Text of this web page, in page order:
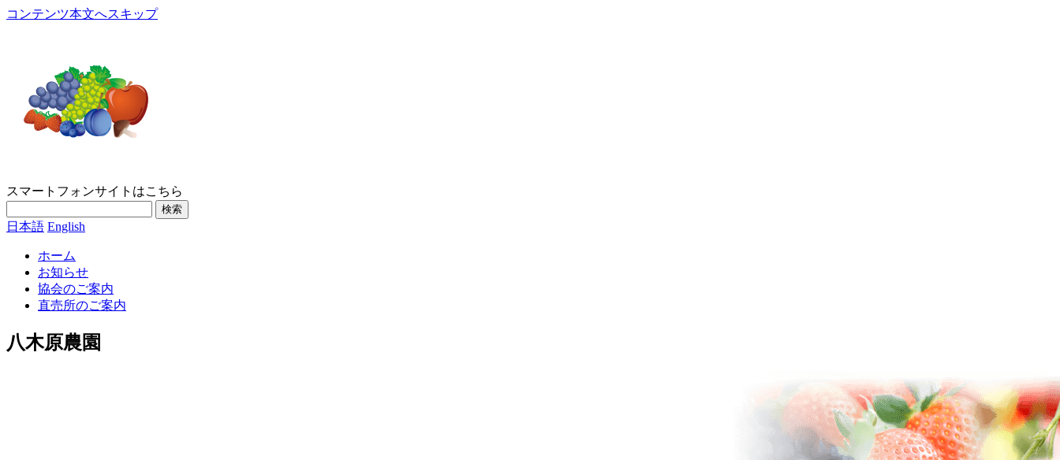
コンテンツ本文へスキップ
スマートフォンサイトはこちら
検索
日本語 English
ホーム
お知らせ
協会のご案内
直売所のご案内
八木原農園